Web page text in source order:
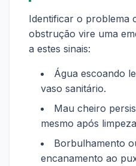
Identificar o problema
obstrução vire uma
a estes sinais:
Água escoando
vaso sanitário.
Mau cheiro
mesmo após
Borbulhamento
encanamento ao